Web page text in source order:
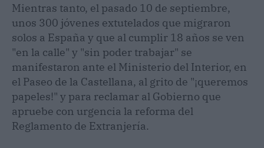
Mientras tanto, el pasado 10 de septiembre,
unos 300 jóvenes extutelados que migraron
solos a España y que al cumplir 18 años se ven
"en la calle" y "sin poder trabajar" se
manifestaron ante el Ministerio del Interior, en
el Paseo de la Castellana, al grito de "¡queremos
papeles!" y para reclamar al Gobierno que
apruebe con urgencia la reforma del
Reglamento de Extranjería.